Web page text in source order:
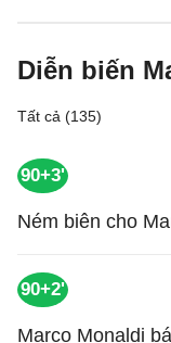
Diễn biến
Tất cả (135)
90+3'
Ném biên cho
90+2'
Marco Monaldi